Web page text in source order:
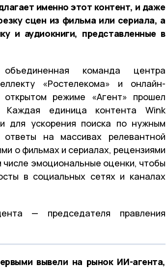
именно этот контент, и даже
сцен из фильма или сериала, а
и аудиокниги, представленные в
команда центра
«Ростелекома» и онлайн-
режиме «Агент» прошел
Каждая единица контента Wink
для ускорения поиска по нужным
на массивах релевантной
о фильмах и сериалах, рецензиями
эмоциональные оценки, чтобы
в социальных сетях и каналах
— председателя правления
вывели на рынок ИИ-агента,